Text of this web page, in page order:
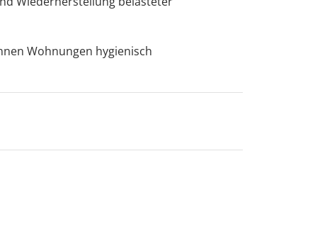
Wohnungen hygienisch